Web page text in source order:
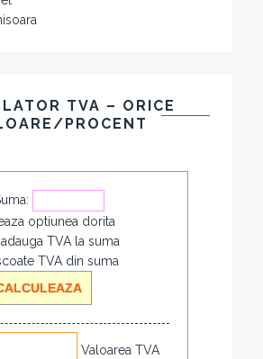
TVA – ORICE
PROCENT
optiunea dorita
adauga TVA la suma
TVA din suma
Valoarea TVA